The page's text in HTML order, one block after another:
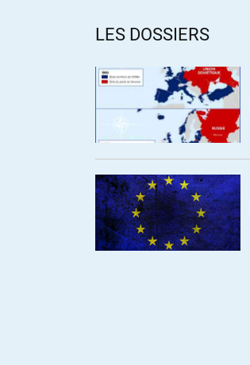
LES DOSSIERS